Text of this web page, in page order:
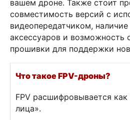
вашем дроне. Также стоит
совместимость версий с
видеопередатчиком,
аксессуаров и возможность
прошивки для поддержки
Что такое FPV-дроны?
FPV расшифровывается как
лица».